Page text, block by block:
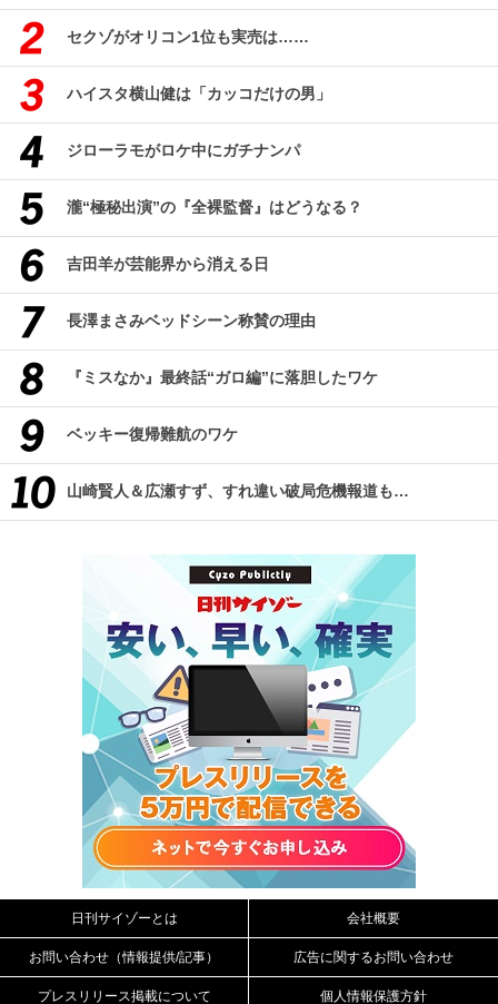
セクゾがオリコン1位も実売は……
ハイスタ横山健は「カッコだけの男」
ジローラモがロケ中にガチナンパ
瀧“極秘出演”の『全裸監督』はどうなる？
吉田羊が芸能界から消える日
長澤まさみベッドシーン称賛の理由
『ミスなか』最終話“ガロ編”に落胆したワケ
ベッキー復帰難航のワケ
山崎賢人＆広瀬すず、すれ違い破局危機報道も…
日刊サイゾーとは 会社概要
お問い合わせ（情報提供/記事） 広告に関するお問い合わせ
プレスリリース掲載について 個人情報保護方針